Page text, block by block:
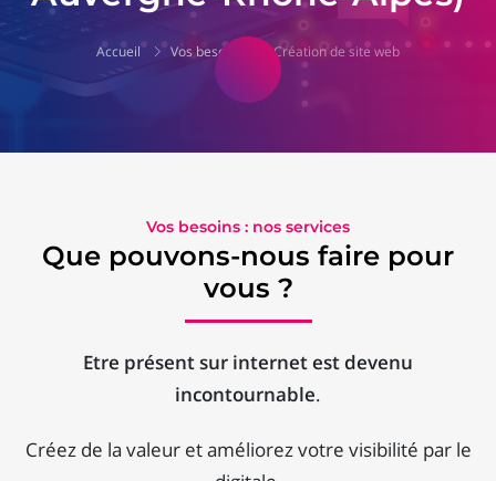
Accueil Vos besoins Création de site web
Vos besoins : nos services
Que pouvons-nous faire pour
vous ?
Etre présent sur internet est devenu
incontournable.
Créez de la valeur et améliorez votre visibilité par le